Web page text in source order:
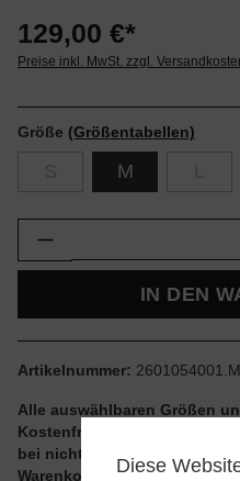
129,00 €*
Preise inkl. MwSt. zzgl.
Größe (Größentabellen)
M
Produkt Anzahl:
IN DEN
Artikelnummer: 2601054001.M
Alle auswählbaren Größen
Kostenfreier Versand ab
bei nicht reduzierten
Warenkorb
Diese